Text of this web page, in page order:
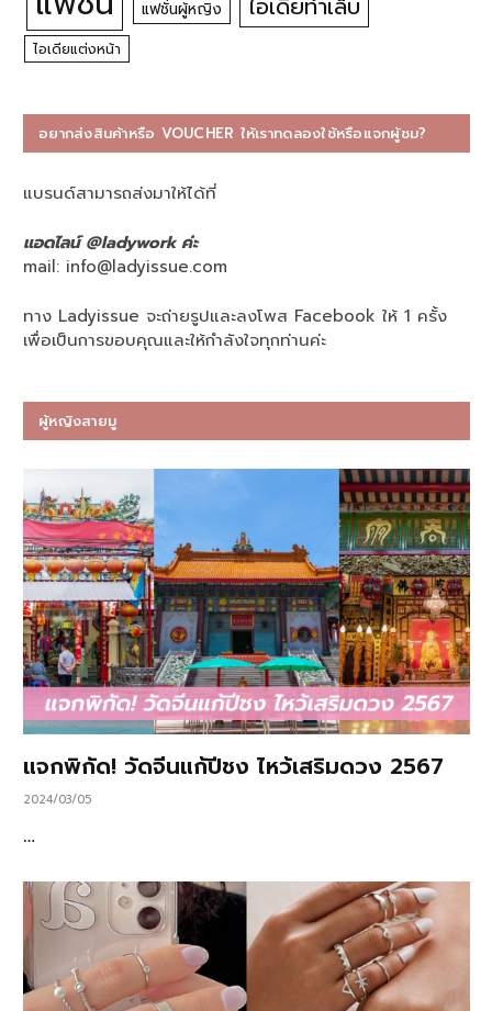
แฟชั่นผู้หญิง
ไอเดียแต่งหน้า
อยากส่งสินค้าหรือ VOUCHER ให้เราทดลองใช้หรือแจกผู้ชม?
แบรนด์สามารถส่งมาให้ได้ที่
แอดไลน์ @ladywork ค่ะ
mail: info@ladyissue.com
ทาง Ladyissue จะถ่ายรูปและลงโพส Facebook ให้ 1 ครั้ง
เพื่อเป็นการขอบคุณและให้กำลังใจทุกท่านค่ะ
ผู้หญิงสายมู
แจกพิกัด! วัดจีนแก้ปีชง ไหว้เสริมดวง 2567
2024/03/05
…